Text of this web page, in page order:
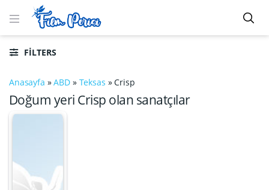
FILTERS
Anasayfa »ABD » Teksas »Crisp
Doğum yeri Crisp olan sanatçılar